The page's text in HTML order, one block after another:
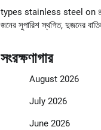
types stainless steel on
জনের সুপারিশ স্থগিত, দুজনের
সংরক্ষণাগার
August 2026
July 2026
June 2026